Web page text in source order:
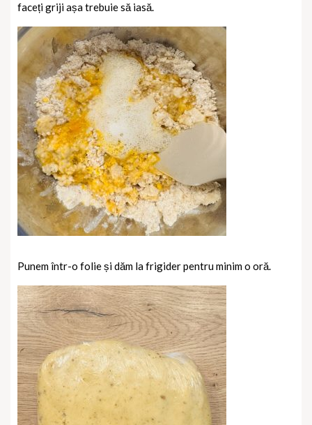
faceți griji așa trebuie să iasă.
Punem într-o folie și dăm la frigider pentru minim o oră.